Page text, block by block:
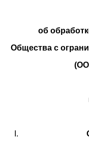
об
Общества с